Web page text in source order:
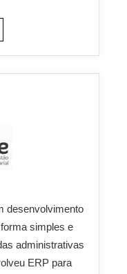
desenvolvimento
simples e
administrativas
ERP para